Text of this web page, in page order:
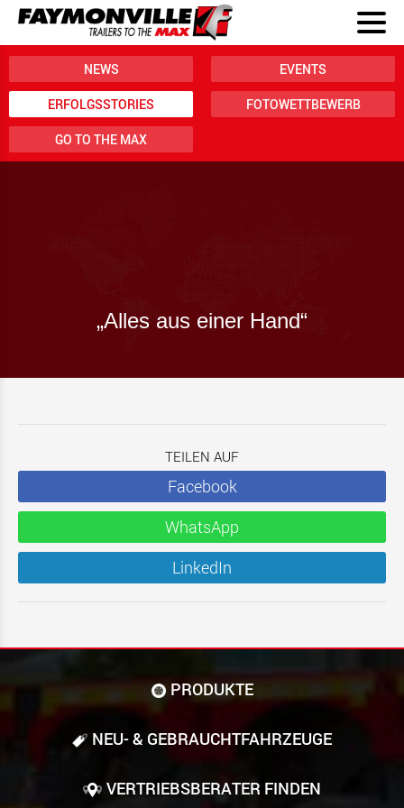
NEWS EVENTS
ERFOLGSSTORIES FOTOWETTBEWERB
GO TO THE MAX
„Alles aus einer Hand“
TEILEN AUF
Facebook
WhatsApp
LinkedIn
PRODUKTE
NEU- & GEBRAUCHT­FAHRZEUGE
VERTRIEBSBERATER FINDEN